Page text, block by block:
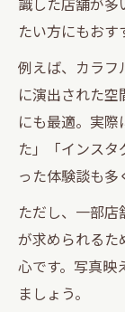
たい方にもおす
例えば、カラフ
に演出された
にも最適。実際
た」「インス
った体験談も多
ただし、一部
が求められるた
心です。写真映
ましょう。